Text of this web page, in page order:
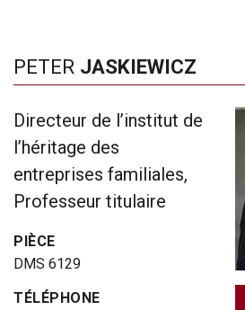
PETER JASKIEWICZ
Directeur de l’institut de
l’héritage des
entreprises familiales,
Professeur titulaire
PIÈCE
DMS 6129
TÉLÉPHONE